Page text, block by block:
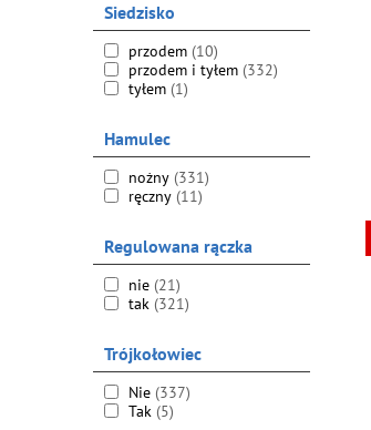
Siedzisko
przodem (10)
przodem i tyłem (332)
tyłem (1)
Hamulec
nożny (331)
ręczny (11)
Regulowana rączka
nie (21)
tak (321)
Trójkołowiec
Nie (337)
Tak (5)